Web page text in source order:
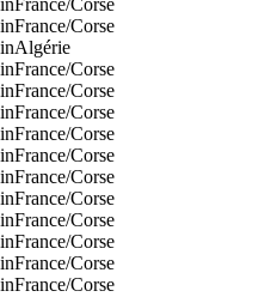
France/Corse
France/Corse
Algérie
France/Corse
France/Corse
France/Corse
France/Corse
France/Corse
France/Corse
France/Corse
France/Corse
France/Corse
France/Corse
France/Corse